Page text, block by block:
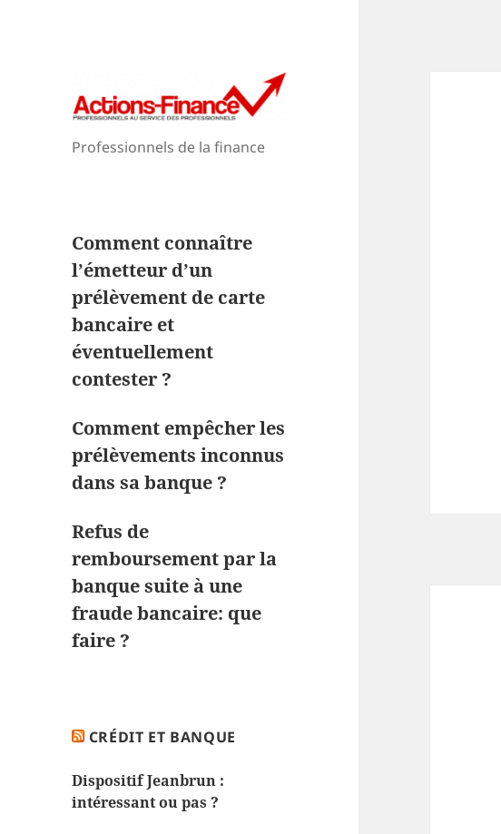
Professionnels de la finance
Comment connaître
l’émetteur d’un
prélèvement de carte
bancaire et
éventuellement
contester ?
Comment empêcher les
prélèvements inconnus
dans sa banque ?
Refus de
remboursement par la
banque suite à une
fraude bancaire: que
faire ?
CRÉDIT ET BANQUE
Dispositif Jeanbrun :
intéressant ou pas ?